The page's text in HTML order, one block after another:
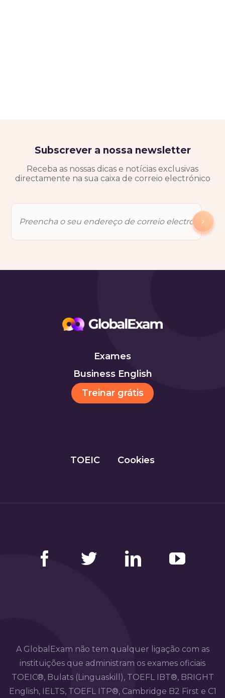
Subscrever a nossa newsletter
Receba as nossas dicas e notícias exclusivas
directamente na sua caixa de correio electrónico
Exames
Business English
Treinar grátis
TOEIC Cookies
A GlobalExam não tem qualquer ligação com as
instituições que administram os exames oficiais
TOEIC®, Bulats (Linguaskill), TOEFL IBT®, BRIGHT
English, IELTS, TOEFL ITP®, Cambridge B2 First e C1